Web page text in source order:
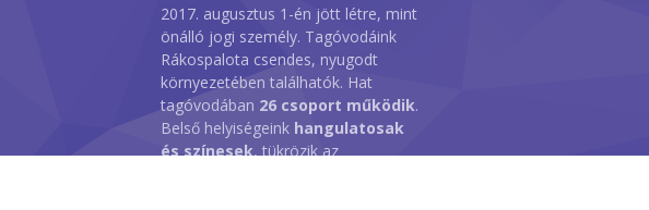
2017. augusztus 1-én jött létre, mint
önálló jogi személy. Tagóvodáink
Rákospalota csendes, nyugodt
környezetében találhatók. Hat
tagóvodában 26 csoport működik.
Belső helyiségeink hangulatosak
és színesek, tükrözik az